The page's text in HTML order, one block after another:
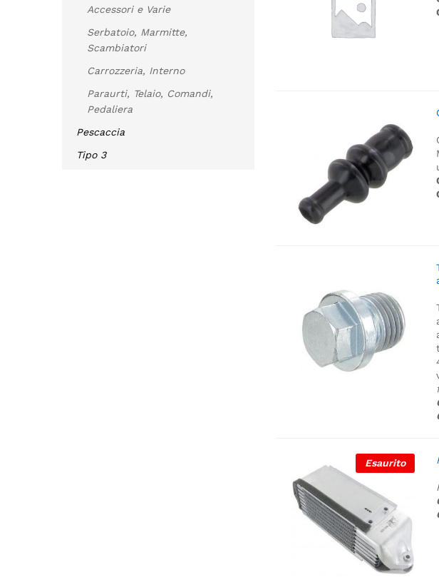
Esaurito
Accessori e Varie
Serbatoio, Marmitte,
Scambiatori
Carrozzeria, Interno
Paraurti, Telaio, Comandi,
Pedaliera
Pescaccia
Tipo 3